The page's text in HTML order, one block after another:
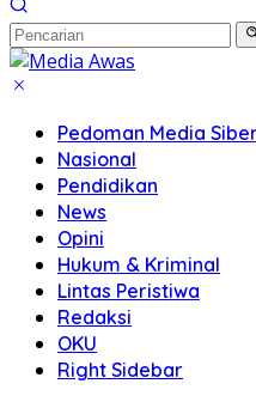
Pedoman Media
Nasional
Pendidikan
News
Opini
Hukum & Kriminal
Lintas Peristiwa
Redaksi
OKU
Right Sidebar